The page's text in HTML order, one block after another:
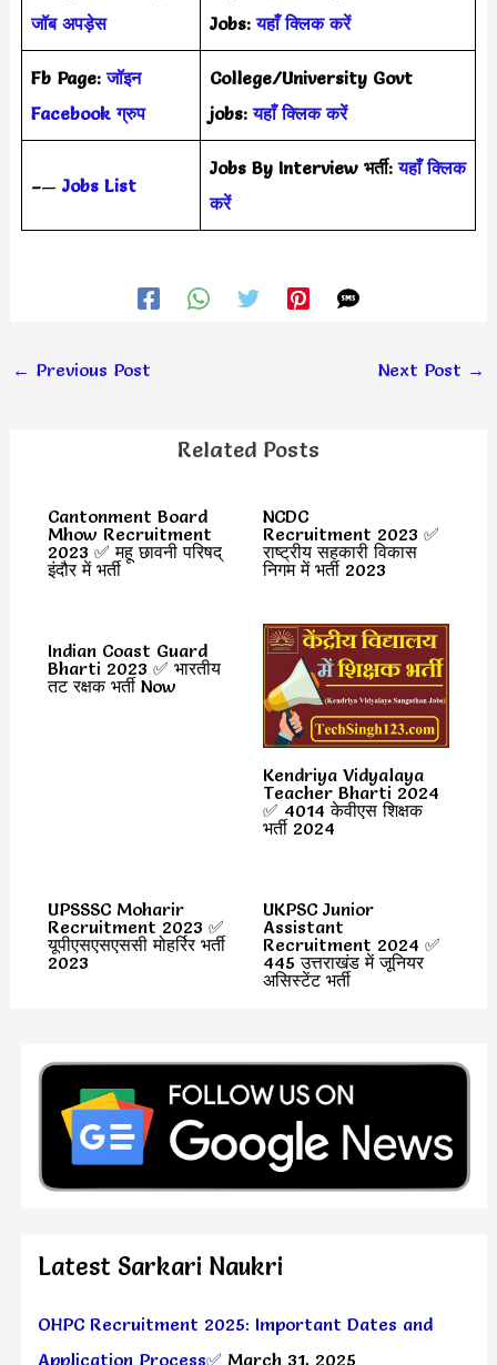
जॉब अपड़ेस
Jobs:यहाँ क्लिक करें
Fb Page:जॉइन
Facebook ग्रुप
College/University Govt
jobs:यहाँ क्लिक करें
–— Jobs List
Jobs By Interview भर्ती:यहाँ क्लिक
करें
← Previous Post Next Post →
Related Posts
Cantonment Board
Mhow Recruitment
2023 ✅ महू छावनी परिषद्
इंदौर में भर्ती
NCDC
Recruitment 2023 ✅
राष्ट्रीय सहकारी विकास
निगम में भर्ती 2023
Indian Coast Guard
Bharti 2023 ✅ भारतीय
तट रक्षक भर्ती Now
Kendriya Vidyalaya
Teacher Bharti 2024
✅ 4014 केवीएस शिक्षक
भर्ती 2024
UPSSSC Moharir
Recruitment 2023 ✅
यूपीएसएसएससी मोहर्रिर भर्ती
2023
UKPSC Junior
Assistant
Recruitment 2024 ✅
445 उत्तराखंड में जूनियर
असिस्टेंट भर्ती
Latest Sarkari Naukri
OHPC Recruitment 2025: Important Dates and
Application Process✅ March 31, 2025